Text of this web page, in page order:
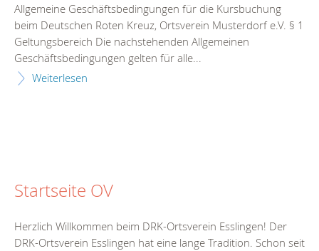
Allgemeine Geschäftsbedingungen für die Kursbuchung
beim Deutschen Roten Kreuz, Ortsverein Musterdorf e.V. § 1
Geltungsbereich Die nachstehenden Allgemeinen
Geschäftsbedingungen gelten für alle...
Weiterlesen
Startseite OV
Herzlich Willkommen beim DRK-Ortsverein Esslingen! Der
DRK-Ortsverein Esslingen hat eine lange Tradition. Schon seit